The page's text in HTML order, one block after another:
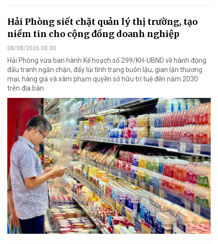
Hải Phòng siết chặt quản lý thị trường, tạo
niềm tin cho cộng đồng doanh nghiệp
08/08/2026 00:30
Hải Phòng vừa ban hành Kế hoạch số 299/KH-UBND về hành động
đấu tranh ngăn chặn, đẩy lùi tình trạng buôn lậu, gian lận thương
mại, hàng giả và xâm phạm quyền sở hữu trí tuệ đến năm 2030
trên địa bàn.